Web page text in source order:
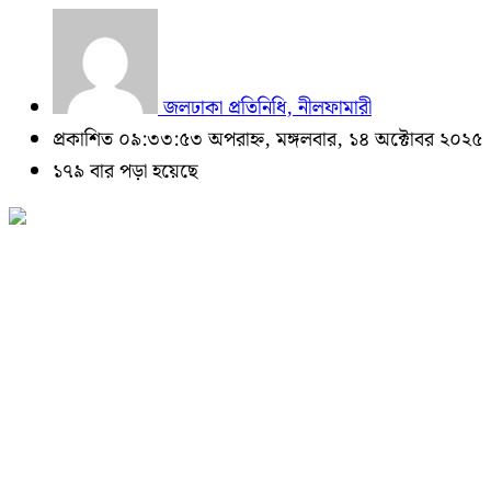
জলঢাকা প্রতিনিধি, নীলফামারী
প্রকাশিত ০৯:৩৩:৫৩ অপরাহ্ন, মঙ্গলবার, ১৪ অক্টোবর ২০২৫
১৭৯ বার পড়া হয়েছে